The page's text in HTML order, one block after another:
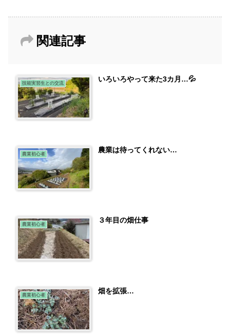
関連記事
技能実習生との交流 いろいろやって来た3カ月…💦
農業初心者 農業は待ってくれない…
農業初心者 ３年目の畑仕事
農業初心者 畑を拡張…